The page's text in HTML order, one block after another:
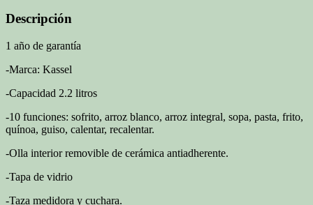
Descripción
1 año de garantía
-Marca: Kassel
-Capacidad 2.2 litros
-10 funciones: sofrito, arroz blanco, arroz integral, sopa, pasta, frito,
quínoa, guiso, calentar, recalentar.
-Olla interior removible de cerámica antiadherente.
-Tapa de vidrio
-Taza medidora y cuchara.